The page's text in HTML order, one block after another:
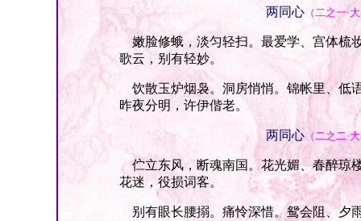
两同心（二之一·
嫩脸修蛾，淡匀轻扫。最爱学、宫体梳
歌云，别有轻妙。
饮散玉炉烟袅。洞房悄悄。锦帐里、低
昨夜分明，许伊偕老。
两同心（二之二·
伫立东风，断魂南国。花光媚、春醉琼
花迷，役损词客。
别有眼长腰搦。痛怜深惜。鸳会阻、夕